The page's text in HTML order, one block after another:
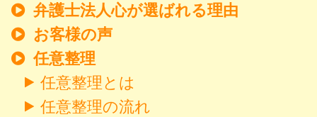
弁護士法人心が選ばれる理由
お客様の声
任意整理
任意整理とは
任意整理の流れ